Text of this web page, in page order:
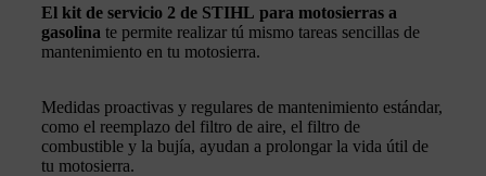
El kit de servicio 2 de STIHL para motosierras a
gasolina te permite realizar tú mismo tareas sencillas de
mantenimiento en tu motosierra.
Medidas proactivas y regulares de mantenimiento estándar,
como el reemplazo del filtro de aire, el filtro de
combustible y la bujía, ayudan a prolongar la vida útil de
tu motosierra.